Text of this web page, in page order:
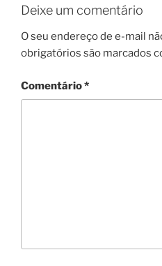
Deixe um comentário
O seu endereço de e-mail
obrigatórios são marcados
Comentário*